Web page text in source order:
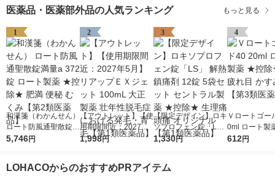
医薬品・医薬部外品の人気ランキング もっと見る
1
和漢箋（わかんせん）
ロート防風通聖散錠満
量a 372錠 ロート製薬
5,746円
2
【アウトレット】【使
用期限間近：2027年5
月】リアップＥＸジェ
発毛・育毛【第1類医
1,998円
3
【限定デザイン】ロキ
ソプロフェン錠「L
S」 解熱鎮痛剤 12錠
頭痛 オリジナル【第1
1,330円
4
Ｖロートゴー
0ml ロート製
除★ 目薬 疲
612円
LOHACOからのおすすめPRアイテム